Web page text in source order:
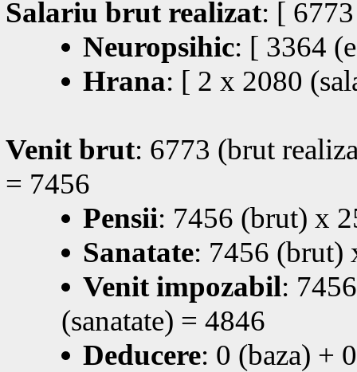
Salariu brut realizat: [
Neuropsihic: [ 3364
Hrana: [ 2 x 2080
Venit brut: 6773 (brut
= 7456
Pensii: 7456 (brut) x
Sanatate: 7456 (brut)
Venit impozabil:
(sanatate) = 4846
Deducere: 0 (baza) +